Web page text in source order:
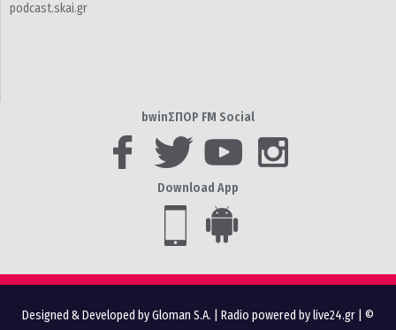
podcast.skai.gr
bwinΣΠΟΡ FM Social
Download App
Designed & Developed by Gloman S.A. Radio powered by live24.gr | ©